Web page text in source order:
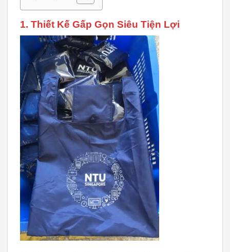
1. Thiết Kế Gấp Gọn Siêu Tiện Lợi